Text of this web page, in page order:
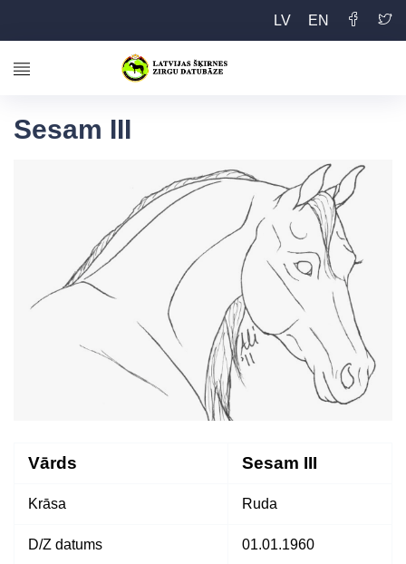
LV EN
Sesam III
Vārds Sesam III
Krāsa Ruda
D/Z datums 01.01.1960